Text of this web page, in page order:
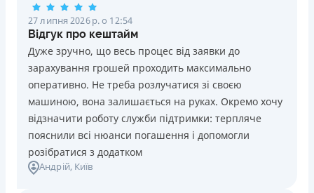
кредитною історією
Переказуються гроші на банківську картку відразу
після підписання електронного договору про надання
кредиту
Даруються знижки до -99% постійним клієнтам на
майбутні кредити згідно з програмою лояльності
Програма лояльності для постійних клієнтів
Цілодобова підтримка в Viber, Telegram, Facebook
Недоліки
Нема кредиту для юросіб (ФОП)
27 липня 2026 р. о 12:54
Відгук про кештайм
Дуже зручно, що весь процес від заявки до
зарахування грошей проходить максимально
оперативно. Не треба розлучатися зі своєю
машиною, вона залишається на руках. Окремо хочу
відзначити роботу служби підтримки: терпляче
пояснили всі нюанси погашення і допомогли
розібратися з додатком
Андрій, Київ